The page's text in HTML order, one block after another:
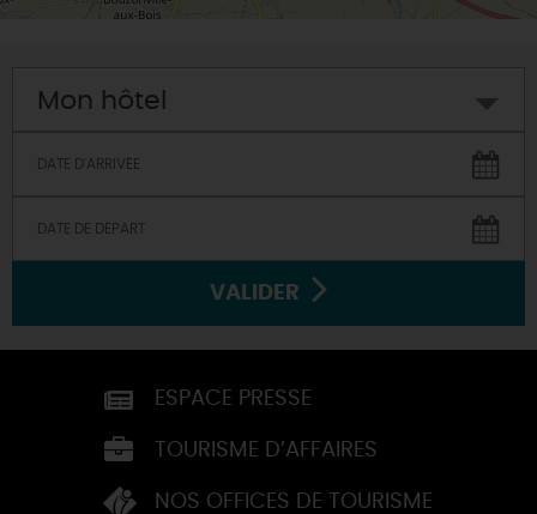
Mon hôtel
VALIDER
ESPACE PRESSE
TOURISME D’AFFAIRES
NOS OFFICES DE TOURISME